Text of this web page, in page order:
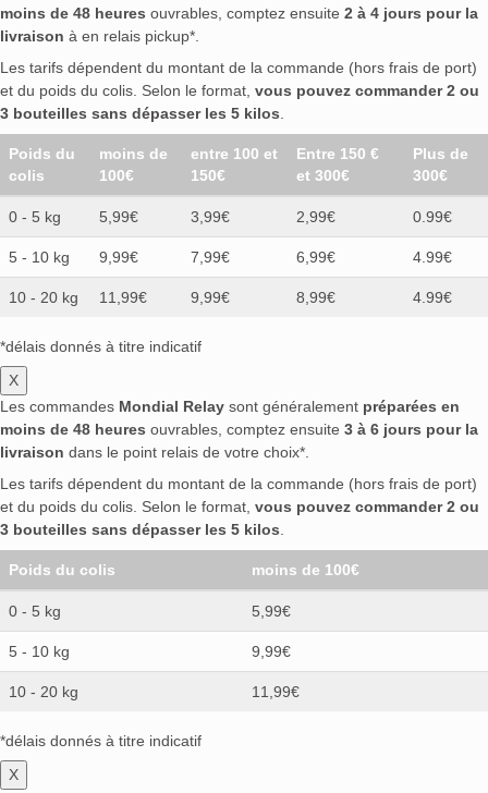
moins de 48 heures ouvrables, comptez ensuite 2 à 4 jours pour la
livraison à en relais pickup*.
Les tarifs dépendent du montant de la commande (hors frais de port)
et du poids du colis. Selon le format, vous pouvez commander 2 ou
3 bouteilles sans dépasser les 5 kilos
Poids du
colis
moins de
100€
entre 100 et
150€
Entre 150 €
et 300€
Plus de
300€
0 - 5 kg 5,99€ 3,99€ 2,99€ 0.99€
5 - 10 kg 9,99€ 7,99€ 6,99€ 4.99€
10 - 20 kg 11,99€ 9,99€ 8,99€ 4.99€
*délais donnés à titre indicatif
X
Les commandes Mondial Relay sont généralement préparées en
moins de 48 heures ouvrables, comptez ensuite 3 à 6 jours pour la
livraison dans le point relais de votre choix*.
Les tarifs dépendent du montant de la commande (hors frais de port)
et du poids du colis. Selon le format, vous pouvez commander 2 ou
3 bouteilles sans dépasser les 5 kilos
Poids du colis moins de 100€
0 - 5 kg 5,99€
5 - 10 kg 9,99€
10 - 20 kg 11,99€
*délais donnés à titre indicatif
X